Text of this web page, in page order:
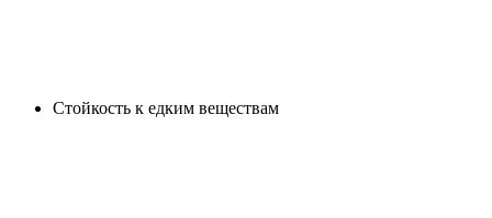
Cтойкость к едким веществам